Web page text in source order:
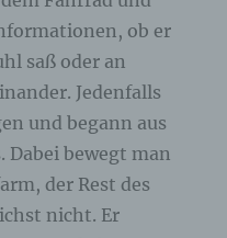
ob er
saß oder an
Jedenfalls
und begann aus
Dabei bewegt man
der Rest des
nicht. Er